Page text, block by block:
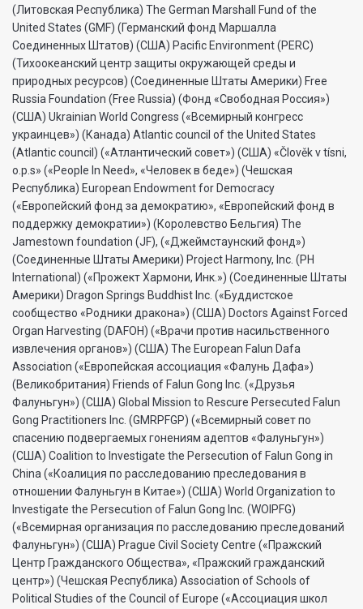
(Литовская Республика) The German Marshall Fund of the
United States (GMF) (Германский фонд Маршалла
Соединенных Штатов) (США) Pacific Environment (PERC)
(Тихоокеанский центр защиты окружающей среды и
природных ресурсов) (Соединенные Штаты Америки) Free
Russia Foundation (Free Russia) (Фонд «Свободная Россия»)
(США) Ukrainian World Congress («Всемирный конгресс
украинцев») (Канада) Atlantic council of the United States
(Atlantic council) («Атлантический совет») (США) «Člověk v tísni,
o.p.s» («People In Need», «Человек в беде») (Чешская
Республика) European Endowment for Democracy
(«Европейский фонд за демократию», «Европейский фонд в
поддержку демократии») (Королевство Бельгия) The
Jamestown foundation (JF), («Джеймстаунский фонд»)
(Соединенные Штаты Америки) Project Harmony, Inc. (PH
International) («Прожект Хармони, Инк.») (Соединенные Штаты
Америки) Dragon Springs Buddhist Inc. («Буддистское
сообщество «Родники дракона») (США) Doctors Against Forced
Organ Harvesting (DAFOH) («Врачи против насильственного
извлечения органов») (США) The European Falun Dafa
Association («Европейская ассоциация «Фалунь Дафа»)
(Великобритания) Friends of Falun Gong Inc. («Друзья
Фалуньгун») (США) Global Mission to Rescure Persecuted Falun
Gong Practitioners Inc. (GMRPFGP) («Всемирный совет по
спасению подвергаемых гонениям адептов «Фалуньгун»)
(США) Coalition to Investigate the Persecution of Falun Gong in
China («Коалиция по расследованию преследования в
отношении Фалуньгун в Китае») (США) World Organization to
Investigate the Persecution of Falun Gong Inc. (WOIPFG)
(«Всемирная организация по расследованию преследований
Фалуньгун») (США) Prague Civil Society Centre («Пражский
Центр Гражданского Общества», «Пражский гражданский
центр») (Чешская Республика) Association of Schools of
Political Studies of the Council of Europe («Ассоциация школ